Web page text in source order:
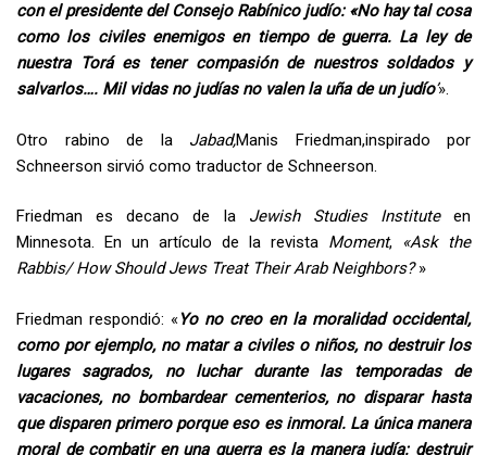
con el presidente del Consejo Rabínico judío: «No hay tal cosa
como los civiles enemigos en tiempo de guerra. La ley de
nuestra Torá es tener compasión de nuestros soldados y
salvarlos…. Mil vidas no judías no valen la uña de un judío’».
Otro rabino de la Jabad,Manis Friedman,inspirado por
Schneerson sirvió como traductor de Schneerson.
Friedman es decano de la Jewish Studies Institute en
Minnesota. En un artículo de la revista Moment,
«Ask the
Rabbis/ How Should Jews Treat Their Arab Neighbors?»
Friedman respondió: «Yo no creo en la moralidad occidental,
como por ejemplo, no matar a civiles o niños, no destruir los
lugares sagrados, no luchar durante las temporadas de
vacaciones, no bombardear cementerios, no disparar hasta
que disparen primero porque eso es inmoral. La única manera
moral de combatir en una guerra es la manera judía: destruir